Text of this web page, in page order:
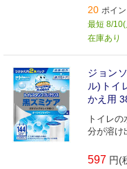
20 ポイ
最短 8/
在庫あり
ジョン
ル)トイ
かえ用
トイレ
分が溶け
597 円(